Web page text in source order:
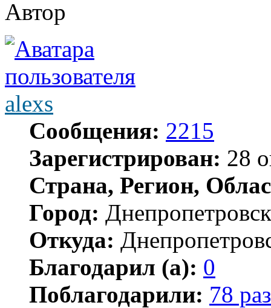
Автор
alexs
Сообщения: 2215
Зарегистрирован: 28
Страна, Регион,
Город: Днепропетровск
Откуда:
Благодарил (а): 0
Поблагодарили: 78 раз